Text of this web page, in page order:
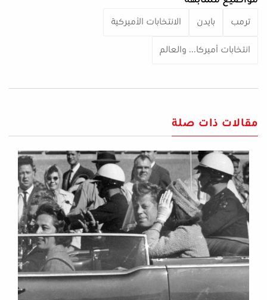
ترمب بايدن الانتخابات الأميركية
انتخابات أميركا... والعالم
مقالات ذات صلة